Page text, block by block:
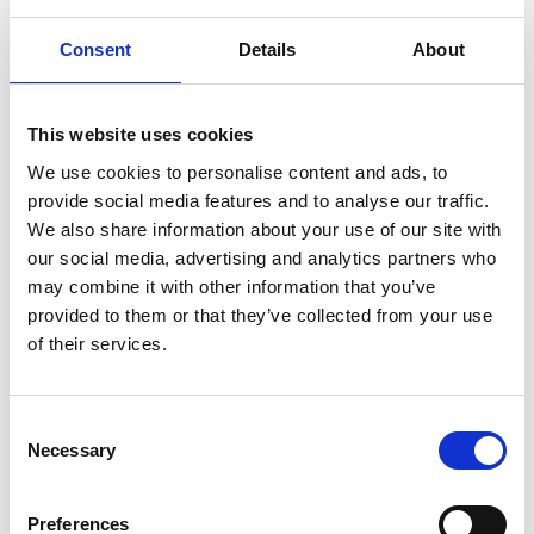
Consent Details About
This website uses cookies
We use cookies to personalise content and ads, to
provide social media features and to analyse our traffic.
We also share information about your use of our site with
our social media, advertising and analytics partners who
may combine it with other information that you’ve
provided to them or that they’ve collected from your use
of their services.
Selection
Necessary
Preferences
(flatljus).
Rosa lins– en lins som också passar när det är sämre ljus i
backen, den rosa linsen förstärker även den konturerna i
Röd lins- Samma effekt som en orange lins, en
allroundfärg som är bra om du bara ska ha en lins till dina
skidglasögon.
Genomskinlig lins- Bäst för kvällsåkning eller vid
skymning.
Spegelglas- Perfekt för soliga dagar, skyddar extra bra
mot skarpa solstrålar och snöns konstraster.
Alla goggles har någon form av ventilation för att undvika att